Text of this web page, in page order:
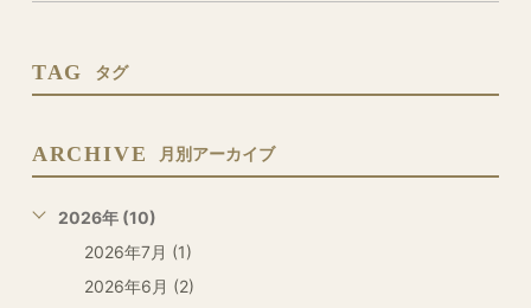
TAG タグ
ARCHIVE 月別アーカイブ
2026年 (10)
2026年7月 (1)
2026年6月 (2)